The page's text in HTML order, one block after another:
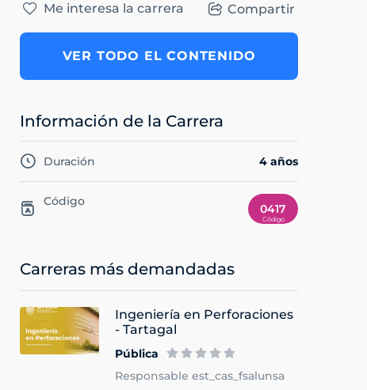
Me interesa la carrera Compartir
VER TODO EL CONTENIDO
Información de la Carrera
Duración 4 años
Código
0417
Carreras más demandadas
Ingeniería en Perforaciones
- Tartagal
Pública
Responsable est_cas_fsalunsa